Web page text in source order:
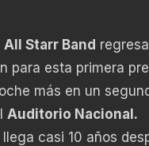
All Starr Band
para esta primera
más en un
Auditorio Nacional.
casi 10 años